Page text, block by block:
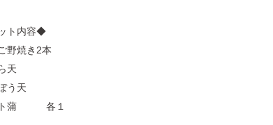
ト内容◆
野焼き2本
天
う天
ト蒲 各１